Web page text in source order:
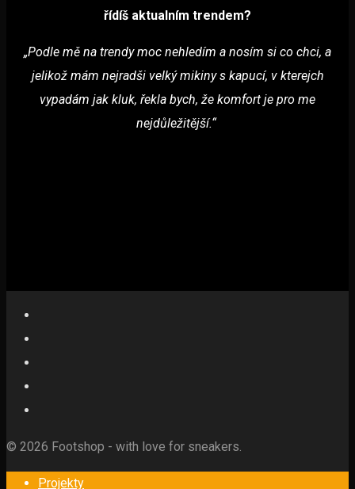
řídíš aktualním trendem?
„Podle mě na trendy moc nehledím a nosím si co chci, a
jelikož mám nejradši velký mikiny s kapucí, v kterejch
vypadám jak kluk, řekla bych, že komfort je pro me
nejdůležitější.“
© 2026 Footshop - with love for sneakers.
Projekty